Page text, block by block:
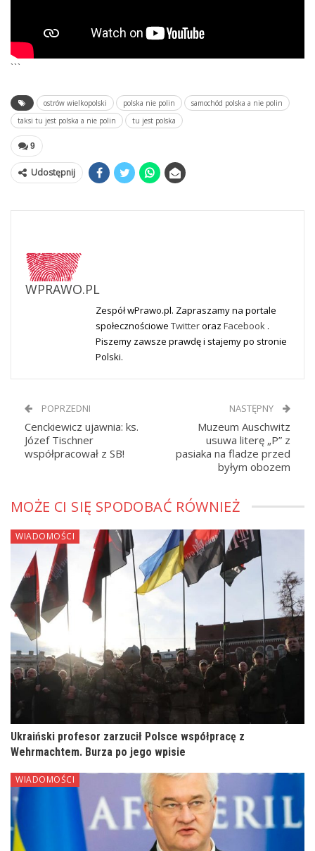
```
ostrów wielkopolski polska nie polin
samochód polska a nie polin
taksi tu jest polska a nie polin
tu jest polska
9
Udostępnij
WPRAWO.PL
Zespół wPrawo.pl. Zapraszamy na portale
społecznościowe Twitteroraz Facebook .
Piszemy zawsze prawdę i stajemy po stronie
Polski.
POPRZEDNI
Cenckiewicz ujawnia: ks.
Józef Tischner
współpracował z SB!
NASTĘPNY
Muzeum Auschwitz
usuwa literę „P” z
pasiaka na fladze przed
byłym obozem
MOŻE CI SIĘ SPODOBAĆ RÓWNIEŻ
WIADOMOŚCI
Ukraiński profesor zarzucił Polsce współpracę z
Wehrmachtem. Burza po jego wpisie
WIADOMOŚCI